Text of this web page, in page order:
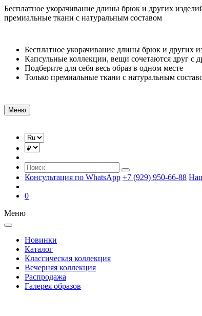
Бесплатное укорачивание длины брюк и других
премиальные ткани с натуральным составом
Бесплатное укорачивание длины брюк и других
Капсульные коллекции, вещи сочетаются друг с
Подберите для себя весь образ в одном месте
Только премиальные ткани с натуральным
Меню
Консультация по WhatsApp +7 (929) 950-66-88
0
Меню
Новинки
Каталог
Классическая коллекция
Вечерняя коллекция
Распродажа
Галерея образов